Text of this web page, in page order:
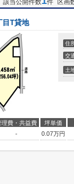
該当公開件数
件 区画
目T貸地
住
交
土
理費・共益費 坪単価
- 0.07万円